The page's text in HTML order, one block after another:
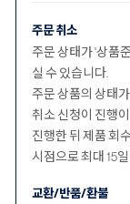
주문 취소
주문 상태가 '상품
실 수 있습니다.
주문 상품의 상태가
취소 신청이 진행
진행한 뒤 제품 회
시점으로 최대 15
교환/반품/환불